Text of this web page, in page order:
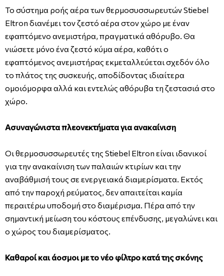
Το σύστημα ροής αέρα των θερμοσυσσωρευτών Stiebel
Eltron διανέμει τον ζεστό αέρα στον χώρο με έναν
εφαπτόμενο ανεμιστήρα, πραγματικά αθόρυβο. Θα
νιώσετε μόνο ένα ζεστό κύμα αέρα, καθότι ο
εφαπτόμενος ανεμιστήρας εκμεταλλεύεται σχεδόν όλο
το πλάτος της συσκευής, αποδίδοντας ιδιαίτερα
ομοιόμορφα αλλά και εντελώς αθόρυβα τη ζεστασιά στο
χώρο.
Ασυναγώνιστα πλεονεκτήματα για ανακαίνιση
Οι θερμοσυσσωρευτές της Stiebel Eltron είναι ιδανικοί
για την ανακαίνιση των παλαιών κτιρίων και την
αναβάθμισή τους σε ενεργειακά διαμερίσματα. Εκτός
από την παροχή ρεύματος, δεν απαιτείται καμία
περαιτέρω υποδομή στο διαμέρισμα. Πέρα από την
σημαντική μείωση του κόστους επένδυσης, μεγαλώνει και
ο χώρος του διαμερίσματος.
Καθαροί και άοσμοι με το νέο φίλτρο κατά της σκόνης